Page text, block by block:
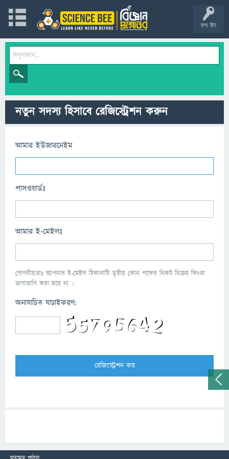
লগ ইন
নতুন সদস্য হিসাবে রেজিস্ট্রেশন করুন
আমার ইউজারনেইম
পাসওয়ার্ডঃ
আমার ই-মেইলঃ
গোপনীয়তাঃ আপনার ই-মেইল ঠিকানাটি তৃতীয় কোন পক্ষের নিকট বিক্রয় কিংবা
ভাগাভাগি করা হবে না ।
অনাযাচিত যাচাইকরণ: